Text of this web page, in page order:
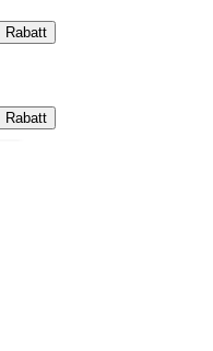
Rabatt
Rabatt